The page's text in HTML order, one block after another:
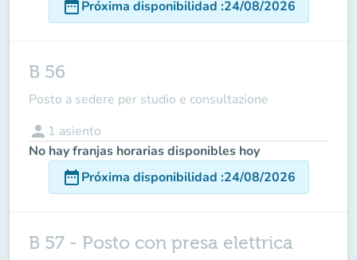
date_rangePróxima disponibilidad :24/08/2026
B 56
Posto a sedere per studio e consultazione
person 1 asiento
No hay franjas horarias disponibles hoy
date_rangePróxima disponibilidad :24/08/2026
B 57 - Posto con presa elettrica